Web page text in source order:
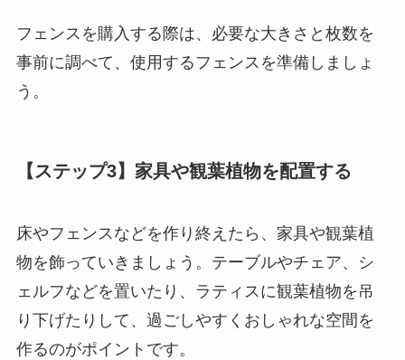
フェンスを購入する際は、必要な大きさと枚数を
事前に調べて、使用するフェンスを準備しましょ
う。
【ステップ3】家具や観葉植物を配置する
床やフェンスなどを作り終えたら、家具や観葉植
物を飾っていきましょう。テーブルやチェア、シ
ェルフなどを置いたり、ラティスに観葉植物を吊
り下げたりして、過ごしやすくおしゃれな空間を
作るのがポイントです。